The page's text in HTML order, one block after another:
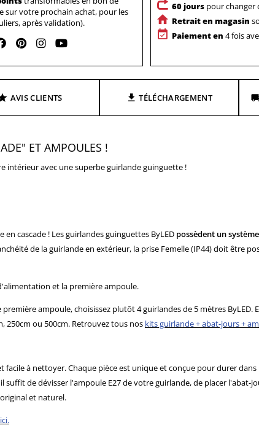
sur votre prochain achat, pour les
après validation).
60 jourspour changer
Retrait en magasin
Paiement en 4 fois
AVIS CLIENTS TÉLÉCHARGEMENT
ET AMPOULES !
avec une superbe guirlande guinguette !
cascade ! Les guirlandes guinguettes ByLED possèdent un
de la guirlande en extérieur, la prise Femelle (IP44) doit être
et la première ampoule.
ampoule, choisissez plutôt 4 guirlandes de 5 mètres ByLED.
250cm ou 500cm. Retrouvez tous nos kits guirlande + abat-jours +
facile à nettoyer. Chaque pièce est unique et conçue pour durer dans
il suffit de dévisser l'ampoule E27 de votre guirlande, de placer l'abat-
et naturel.